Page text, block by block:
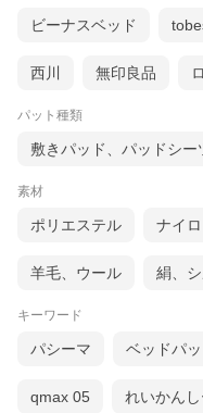
シングル
ワイドダブル
−キング
ファミリー220cm
ファミリー240cm
ビーナスベッド
西川 無印良品
パット種類
敷きパッド、パッドシー
素材
ポリエステル ナイ
羊毛、ウール 絹、
キーワード
パシーマ ベッドパッ
qmax 05 れいかん